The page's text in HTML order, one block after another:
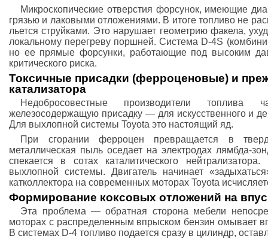
Микроскопические отверстия форсунок, имеющие
грязью и лаковыми отложениями. В итоге топливо не
льется струйками. Это нарушает геометрию факела,
локальному перегреву поршней. Система D-4S
но ее прямые форсунки, работающие под высоким
критического риска.
Токсичные присадки (ферроценовые) и
катализатора
Недобросовестные производители
железосодержащую присадку — для искусственного и
Для выхлопной системы Toyota это настоящий яд.
При сгорании ферроцен превращается в
металлическая пыль оседает на электродах лямбда-
спекается в сотах каталитического
выхлопной системы. Двигатель начинает
катколлектора на современных моторах Toyota
Формирование коксовых отложений на
Эта проблема — обратная сторона мебели
моторах с распределенным впрыском бензин омывает
В системах D-4 топливо подается сразу в цилиндр,